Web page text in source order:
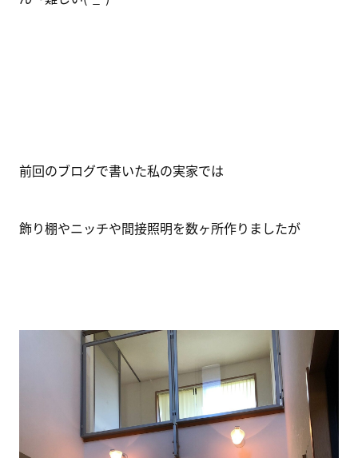
前回のブログで書いた私の実家では
飾り棚やニッチや間接照明を数ヶ所作りましたが